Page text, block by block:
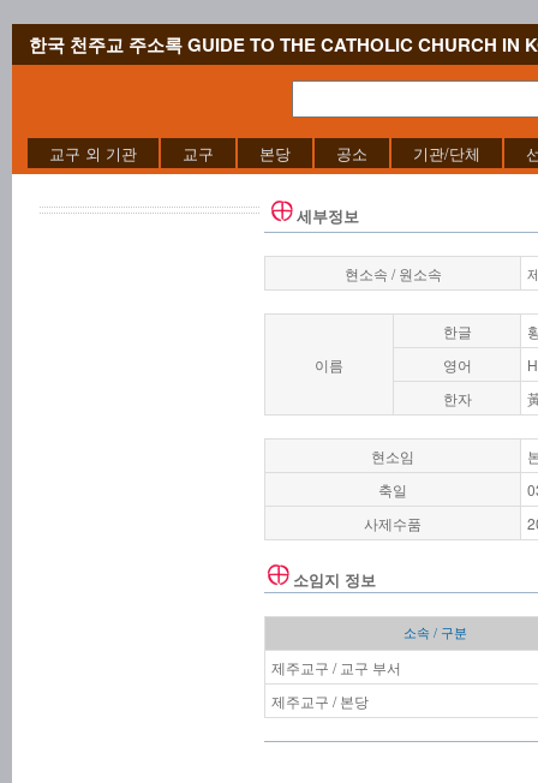
한국 천주교 주소록 GUIDE TO THE CATHOLIC CHURCH IN
교구 외 기관 교구 본당 공소 기관/단체
세부정보
현소속 / 원소속
이름
한글
영어
한자
현소임
축일
사제수품
소임지 정보
소속 / 구분
제주교구 / 교구 부서
제주교구 / 본당